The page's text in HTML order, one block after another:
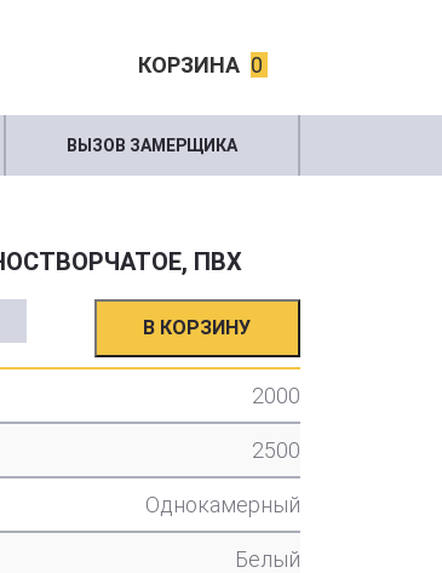
КОРЗИНА 0
ВЫЗОВ ЗАМЕРЩИКА
ПВХ
В КОРЗИНУ
2000
2500
Однокамерный
Белый